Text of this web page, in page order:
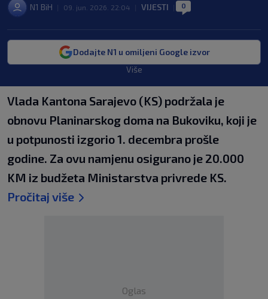
N1 BiH 09. jun. 2026. 22:04 VIJESTI 0
Dodajte N1 u omiljeni Google izvor
Više
Vlada Kantona Sarajevo (KS) podržala je
obnovu Planinarskog doma na Bukoviku, koji je
u potpunosti izgorio 1. decembra prošle
godine. Za ovu namjenu osigurano je 20.000
KM iz budžeta Ministarstva privrede KS.
Pročitaj više
Oglas